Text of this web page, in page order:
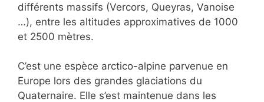
différents massifs (Vercors, Queyras, Vanoise
…), entre les altitudes approximatives de 1000
et 2500 mètres.
C’est une espèce arctico-alpine parvenue en
Europe lors des grandes glaciations du
Quaternaire. Elle s’est maintenue dans les